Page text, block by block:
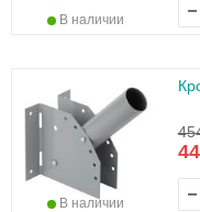
В наличии
В наличии